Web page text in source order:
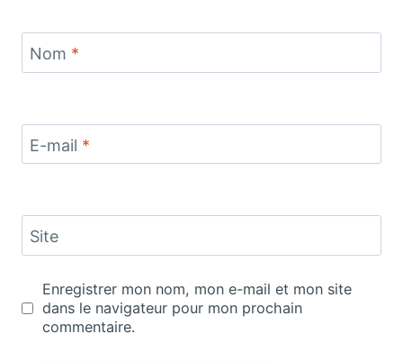
Nom *
E-mail *
Site
Enregistrer mon nom, mon e-mail et mon site
dans le navigateur pour mon prochain
commentaire.